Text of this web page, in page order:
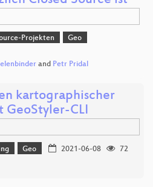
Projekten
Geo
and Petr Pridal
kartographischer
CLI
Geo 2021-06-08
72